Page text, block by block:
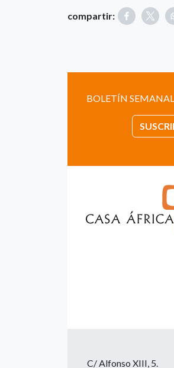
compartir:
BOLETÍN
C/ Alfonso XIII, 5.